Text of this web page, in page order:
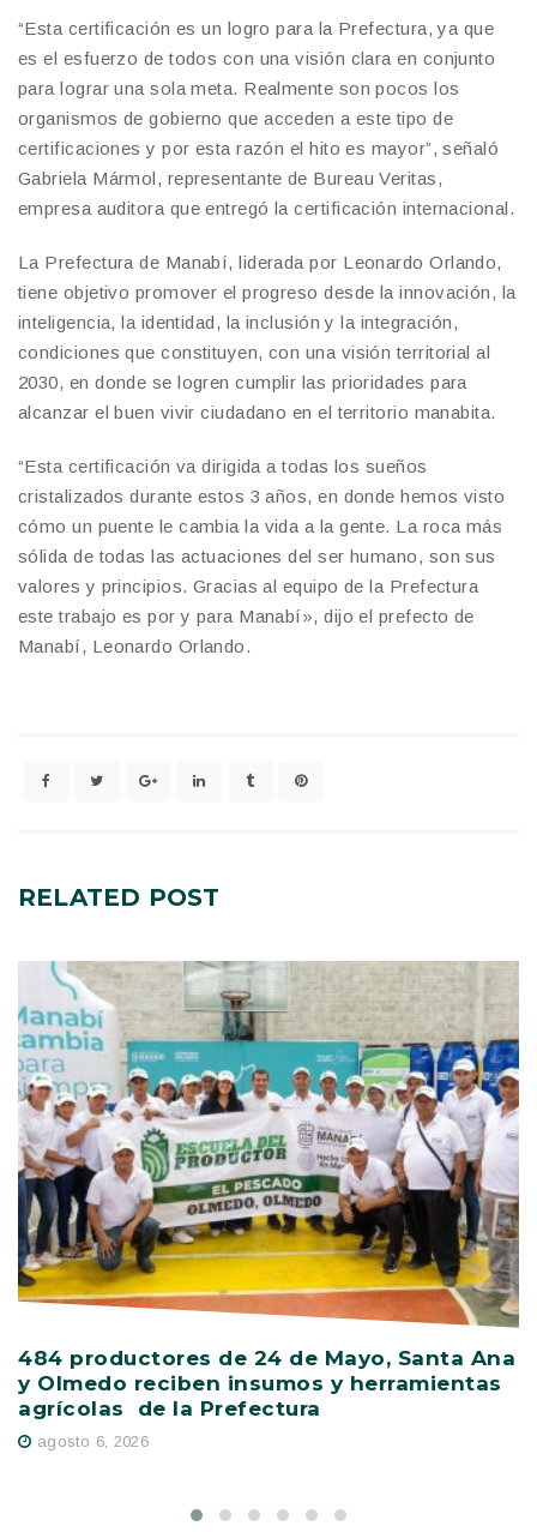
“Esta certificación es un logro para la Prefectura, ya que
es el esfuerzo de todos con una visión clara en conjunto
para lograr una sola meta. Realmente son pocos los
organismos de gobierno que acceden a este tipo de
certificaciones y por esta razón el hito es mayor”, señaló
Gabriela Mármol, representante de Bureau Veritas,
empresa auditora que entregó la certificación internacional.
La Prefectura de Manabí, liderada por Leonardo Orlando,
tiene objetivo promover el progreso desde la innovación, la
inteligencia, la identidad, la inclusión y la integración,
condiciones que constituyen, con una visión territorial al
2030, en donde se logren cumplir las prioridades para
alcanzar el buen vivir ciudadano en el territorio manabita.
“Esta certificación va dirigida a todas los sueños
cristalizados durante estos 3 años, en donde hemos visto
cómo un puente le cambia la vida a la gente. La roca más
sólida de todas las actuaciones del ser humano, son sus
valores y principios. Gracias al equipo de la Prefectura
este trabajo es por y para Manabí», dijo el prefecto de
Manabí, Leonardo Orlando.
RELATED POST
484 productores de 24 de Mayo, Santa Ana
y Olmedo reciben insumos y herramientas
agrícolas de la Prefectura
agosto 6, 2026